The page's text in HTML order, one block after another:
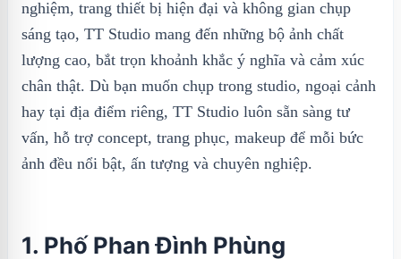
nghiệm, trang thiết bị hiện đại và không gian chụp
sáng tạo, TT Studio mang đến những bộ ảnh chất
lượng cao, bắt trọn khoảnh khắc ý nghĩa và cảm xúc
chân thật. Dù bạn muốn chụp trong studio, ngoại cảnh
hay tại địa điểm riêng, TT Studio luôn sẵn sàng tư
vấn, hỗ trợ concept, trang phục, makeup để mỗi bức
ảnh đều nổi bật, ấn tượng và chuyên nghiệp.
1. Phố Phan Đình Phùng